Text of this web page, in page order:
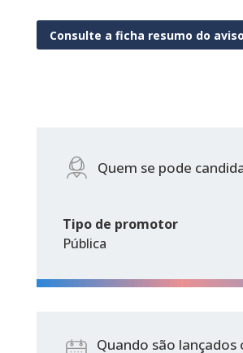
Consulte a ficha resumo do aviso
Quem se pode
Tipo de promotor
Pública
Quando são lançados